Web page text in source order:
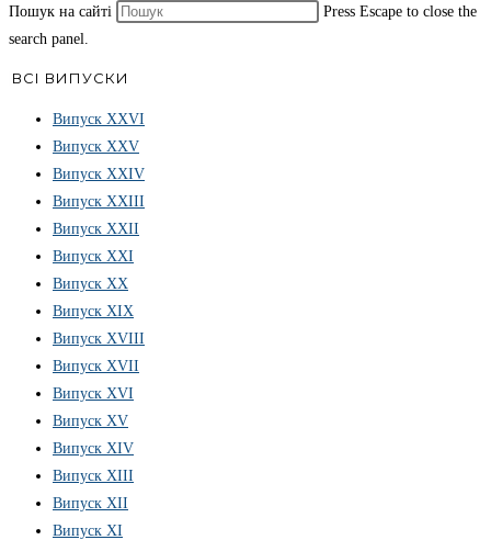
Пошук на сайті
Press Escape to close the
search panel.
ВСІ ВИПУСКИ
Випуск ХХVІ
Випуск XXV
Випуск XXIV
Випуск XXIII
Випуск XXII
Випуск XXI
Випуск XX
Випуск XIX
Випуск XVIII
Випуск XVII
Випуск XVI
Випуск XV
Випуск XIV
Випуск XIII
Випуск XII
Випуск XI